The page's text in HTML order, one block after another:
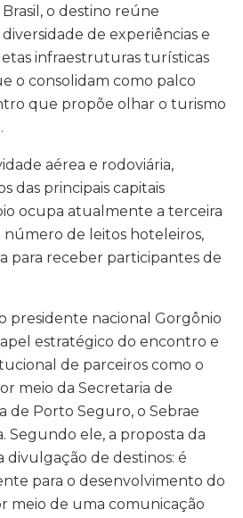
o destino reúne
de experiências e
infraestruturas turísticas
o consolidam como palco
que propõe olhar o turismo
aérea e rodoviária,
das principais capitais
ocupa atualmente a terceira
número de leitos hoteleiros,
para receber participantes de
presidente nacional Gorgônio
estratégico do encontro e
de parceiros como o
meio da Secretaria de
de Porto Seguro, o Sebrae
Segundo ele, a proposta da
divulgação de destinos: é
para o desenvolvimento do
meio de uma comunicação